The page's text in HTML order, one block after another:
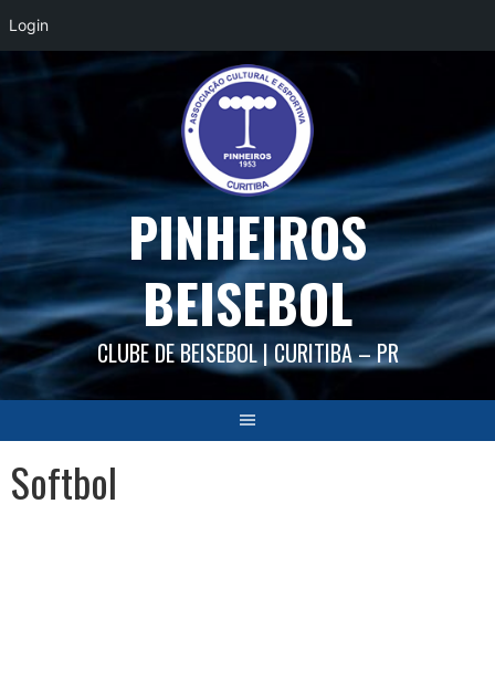
Login
PINHEIROS
BEISEBOL
CLUBE DE BEISEBOL | CURITIBA – PR
Softbol